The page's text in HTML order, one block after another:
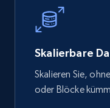
Skalierbare
Skalieren Sie,
oder Blöcke